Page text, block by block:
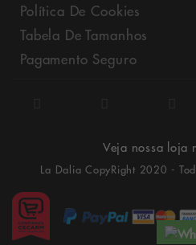
Política De Cookies
Tabela De Tamanhos
Pagamento Seguro
Veja nossa loja
La Dalia CopyRight 2020 -